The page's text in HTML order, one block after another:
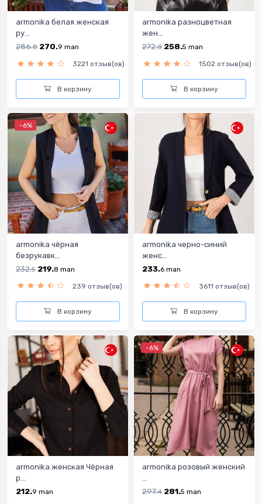
armonika белая женская
ру...
286.8 270.9 man
3221 отзыв(ов)
В корзину
armonika разноцветная
жен...
272.8 258.5 man
1502 отзыв(ов)
В корзину
-6%
armonika чёрная
безрукавк...
232.5 219.8 man
239 отзыв(ов)
В корзину
armonika черно-синий
женс...
233.6 man
3611 отзыв(ов)
В корзину
armonika женская Чёрная
р...
212.9 man
-6%
armonika розовый женский
297.4 281.5 man